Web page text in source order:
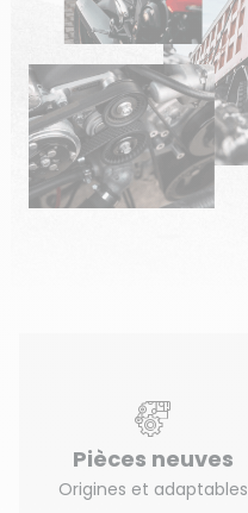
Pièces neuves
Origines et adaptables